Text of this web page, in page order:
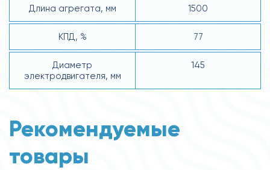
Длина агрегата, мм 1500
КПД, % 77
Диаметр
электродвигателя, мм
145
Рекомендуемые
товары